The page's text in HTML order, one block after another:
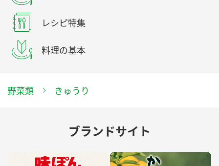
レシピ特集
料理の基本
野菜類 きゅうり
ブランドサイト